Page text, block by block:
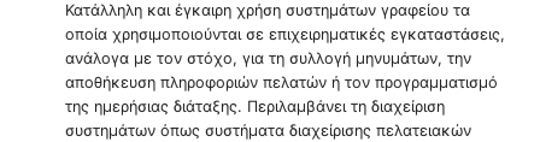
Κατάλληλη και έγκαιρη χρήση συστημάτων γραφείου τα
οποία χρησιμοποιούνται σε επιχειρηματικές εγκαταστάσεις,
ανάλογα με τον στόχο, για τη συλλογή μηνυμάτων, την
αποθήκευση πληροφοριών πελατών ή τον προγραμματισμό
της ημερήσιας διάταξης. Περιλαμβάνει τη διαχείριση
συστημάτων όπως συστήματα διαχείρισης πελατειακών